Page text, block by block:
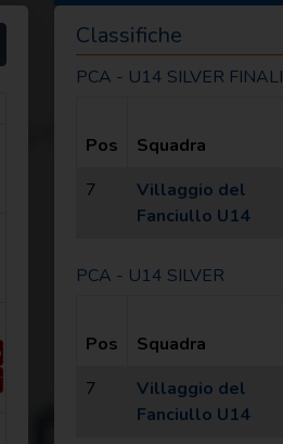
Classifiche
PCA - U14 SILVER FINALI
Pos Squadra
7
Villaggio del
Fanciullo U14
PCA - U14 SILVER
Pos Squadra
7
Villaggio del
Fanciullo U14